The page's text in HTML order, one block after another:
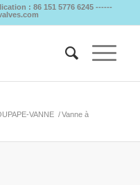
: 86 151 5776 6245 ------
VANNE / Vanne à